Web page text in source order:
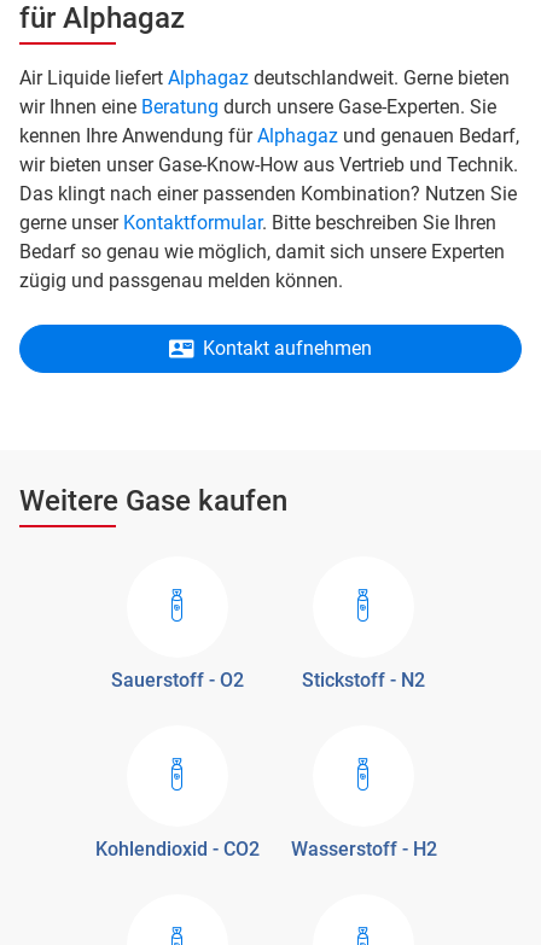
für Alphagaz
Air Liquide liefert Alphagaz deutschlandweit. Gerne bieten
wir Ihnen eine Beratung durch unsere Gase-Experten. Sie
kennen Ihre Anwendung fürAlphagaz und genauen Bedarf,
wir bieten unser Gase-Know-How aus Vertrieb und Technik.
Das klingt nach einer passenden Kombination? Nutzen Sie
gerne unser Kontaktformular. Bitte beschreiben Sie Ihren
Bedarf so genau wie möglich, damit sich unsere Experten
zügig und passgenau melden können.
Kontakt aufnehmen
Weitere Gase kaufen
Sauerstoff - O2 Stickstoff - N2
Kohlendioxid - CO2 Wasserstoff - H2